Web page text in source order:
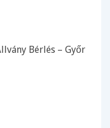
Bérlés – Győr